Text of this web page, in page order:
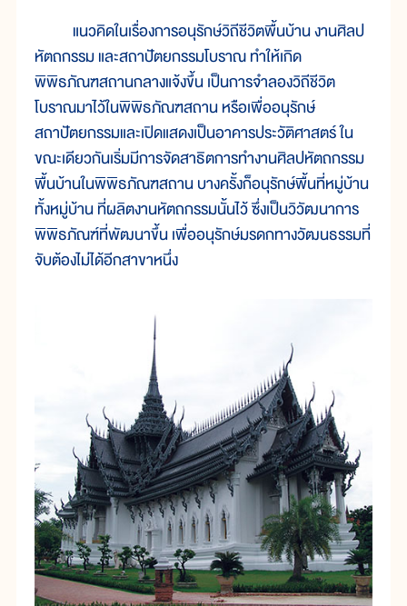
แนวคิดในเรื่องการอนุรักษ์วิถีชีวิตพื้นบ้าน งานศิลป
หัตถกรรม และสถาปัตยกรรมโบราณ ทำให้เกิด
พิพิธภัณฑสถานกลางแจ้งขึ้น เป็นการจำลองวิถีชีวิต
โบราณมาไว้ในพิพิธภัณฑสถาน หรือเพื่ออนุรักษ์
สถาปัตยกรรมและเปิดแสดงเป็นอาคารประวัติศาสตร์ ใน
ขณะเดียวกันเริ่มมีการจัดสาธิตการทำงานศิลปหัตถกรรม
พื้นบ้านในพิพิธภัณฑสถาน บางครั้งก็อนุรักษ์พื้นที่หมู่บ้าน
ทั้งหมู่บ้าน ที่ผลิตงานหัตถกรรมนั้นไว้ ซึ่งเป็นวิวัฒนาการ
พิพิธภัณฑ์ที่พัฒนาขึ้น เพื่ออนุรักษ์มรดกทางวัฒนธรรมที่
จับต้องไม่ได้อีกสาขาหนึ่ง